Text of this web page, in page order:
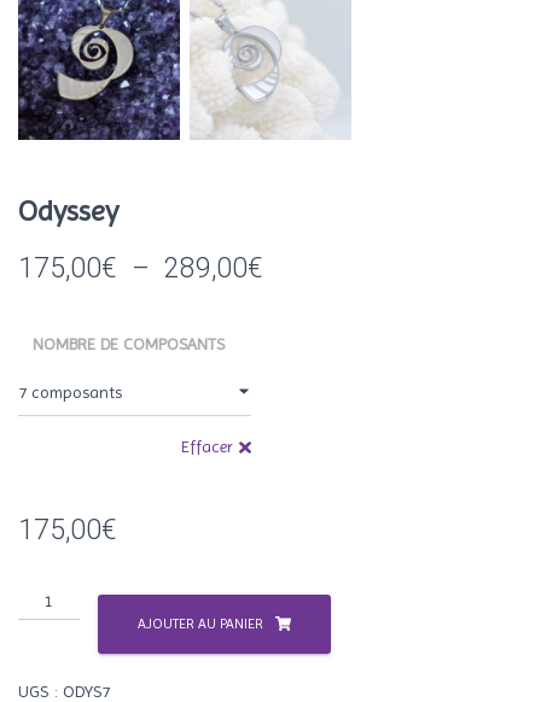
Odyssey
175,00€ – 289,00€
NOMBRE DE COMPOSANTS
Effacer
175,00€
quantité
de
AJOUTER AU PANIER
UGS : ODYS7